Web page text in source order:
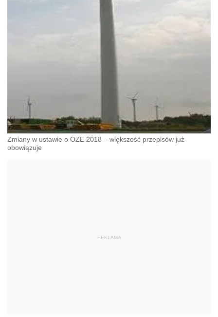
Zmiany w ustawie o OZE 2018 – większość przepisów już
obowiązuje